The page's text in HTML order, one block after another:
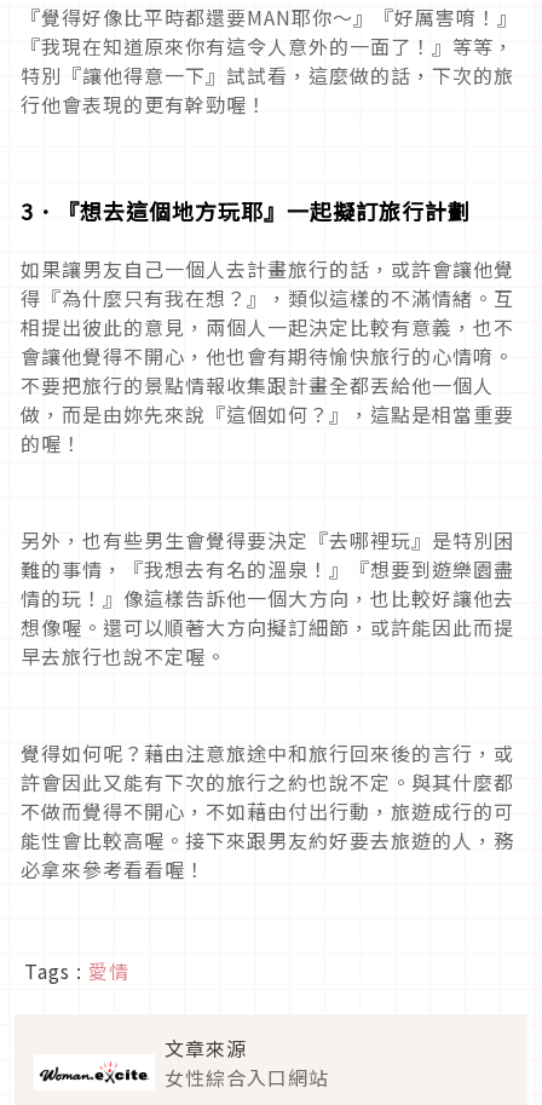
『覺得好像比平時都還要MAN耶你～』『好厲害唷！』
『我現在知道原來你有這令人意外的一面了！』等等，
特別『讓他得意一下』試試看，這麼做的話，下次的旅
行他會表現的更有幹勁喔！
3 ． 『想去這個地方玩耶』一起擬訂旅行計劃
如果讓男友自己一個人去計畫旅行的話，或許會讓他覺
得『為什麼只有我在想？』，類似這樣的不滿情緒。互
相提出彼此的意見，兩個人一起決定比較有意義，也不
會讓他覺得不開心，他也會有期待愉快旅行的心情唷。
不要把旅行的景點情報收集跟計畫全都丟給他一個人
做，而是由妳先來說『這個如何？』，這點是相當重要
的喔！
另外，也有些男生會覺得要決定『去哪裡玩』是特別困
難的事情，『我想去有名的溫泉！』『想要到遊樂園盡
情的玩！』像這樣告訴他一個大方向，也比較好讓他去
想像喔。還可以順著大方向擬訂細節，或許能因此而提
早去旅行也說不定喔。
覺得如何呢？藉由注意旅途中和旅行回來後的言行，或
許會因此又能有下次的旅行之約也說不定。與其什麼都
不做而覺得不開心，不如藉由付出行動，旅遊成行的可
能性會比較高喔。接下來跟男友約好要去旅遊的人，務
必拿來參考看看喔！
Tags : 愛情
文章來源
女性綜合入口網站